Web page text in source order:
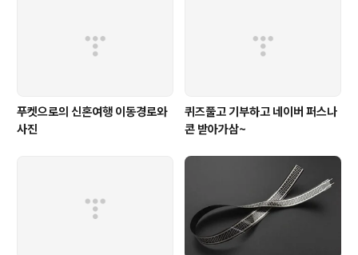
푸켓으로의 신혼여행 이동경로와
사진
퀴즈풀고 기부하고 네이버 퍼스나
콘 받아가삼~